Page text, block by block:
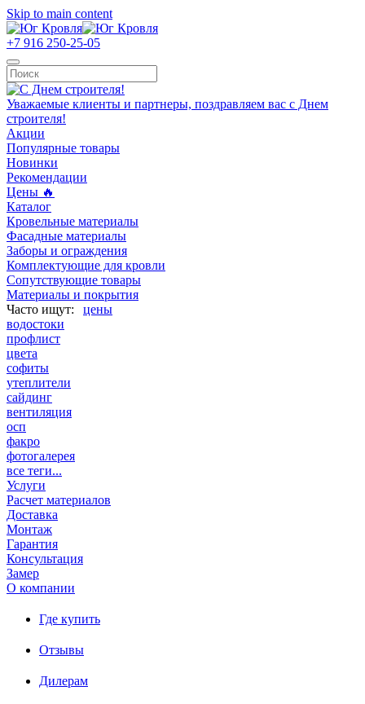
Skip to main content
+7 916 250-25-05
Уважаемые клиенты и партнеры, поздравляем вас с Днем
строителя!
Акции
Популярные товары
Новинки
Рекомендации
Цены 🔥
Каталог
Кровельные материалы
Фасадные материалы
Заборы и ограждения
Комплектующие для кровли
Сопутствующие товары
Материалы и покрытия
цены
водостоки
профлист
цвета
софиты
утеплители
сайдинг
вентиляция
осп
факро
фотогалерея
все теги...
Услуги
Расчет материалов
Доставка
Монтаж
Гарантия
Консультация
Замер
О компании
Где купить
Отзывы
Дилерам